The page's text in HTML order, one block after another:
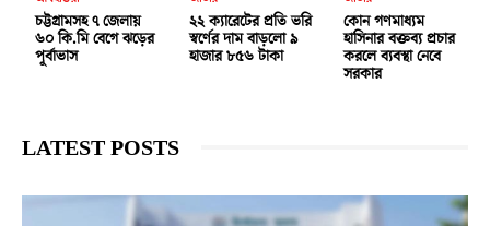
চট্টগ্রামসহ ৭ জেলায়
৬০ কি.মি বেগে ঝড়ের
পূর্বাভাস
২২ ক্যারেটের প্রতি ভরি
স্বর্ণের দাম বাড়লো ৯
হাজার ৮৫৬ টাকা
কোন গণমাধ্যম
হাসিনার বক্তব্য প্রচার
করলে ব্যবস্থা নেবে
সরকার
LATEST POSTS